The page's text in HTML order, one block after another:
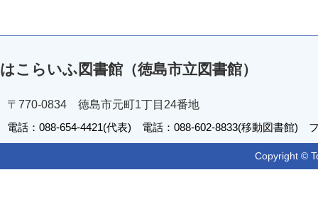
はこらいふ図書館（徳島市立図書館）
〒770-0834 徳島市元町1丁目24番地
電話：088-654-4421(代表) 電話：088-602-8833(移動図書館)
Copyright ©